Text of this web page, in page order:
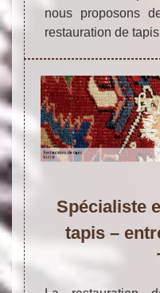
nous proposons
restauration de
Spécialiste
tapis –